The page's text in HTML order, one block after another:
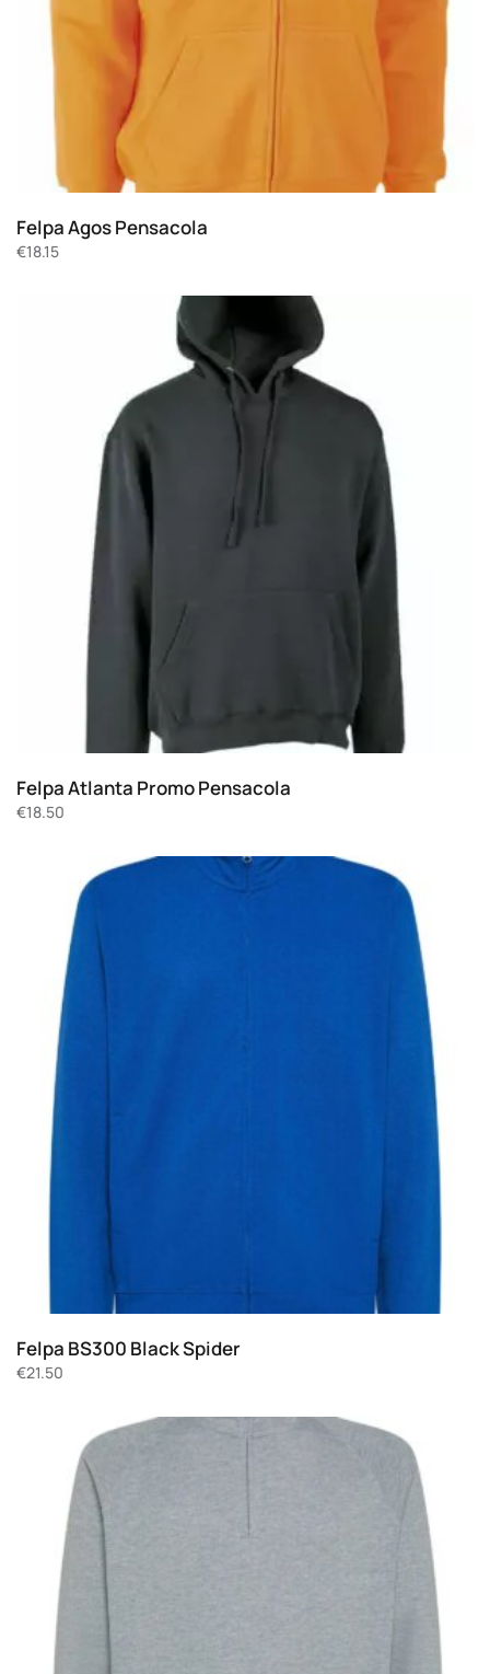
Felpa Agos Pensacola
€18.15
Felpa Atlanta Promo Pensacola
€18.50
Felpa BS300 Black Spider
€21.50